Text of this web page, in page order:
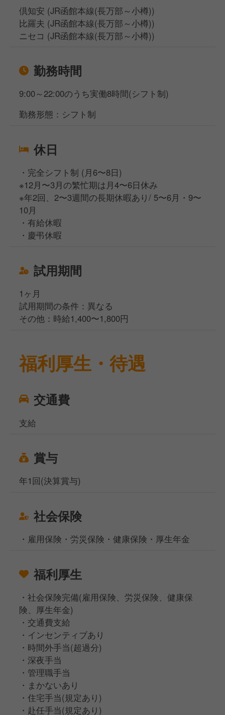
倶知安 (JR函館本線(長万部～小樽))
比羅夫 (JR函館本線(長万部～小樽))
ニセコ (JR函館本線(長万部～小樽))
勤務時間
9:00～22:00のうち実働8時間(シフト制)
勤務形態：シフト制
休日
・完全シフト制 (⽉6〜8⽇)
※12⽉〜3⽉の繁忙期は⽉4〜6⽇休み
※年2回、2〜3週間の⻑期休暇あり/ 5〜6⽉・9〜
10⽉
・有給休暇
・慶弔休暇
試用期間
1ヶ月
試用期間の条件：異なる
その他：時給1,400〜1,800円
福利厚生・待遇
交通費
支給
賞与
年1回(決算賞与)
社会保険
・雇用保険・労災保険・健康保険・厚生年金
福利厚生
・社会保険完備(雇用保険、労災保険、健康保
険、厚生年金)
・交通費支給
・インセンティブあり
・時間外手当(超過分)
・深夜⼿当
・管理職⼿当
・まかないあり
・住宅⼿当(規定あり)
・赴任⼿当(規定あり)